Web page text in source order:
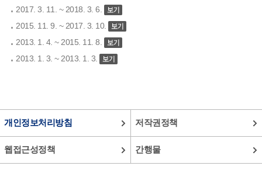
2017. 3. 11. ~ 2018. 3. 6.
2015. 11. 9. ~ 2017. 3. 10.
2013. 1. 4. ~ 2015. 11. 8.
2013. 1. 3. ~ 2013. 1. 3.
개인정보처리방침 저작권정책
웹접근성정책 간행물